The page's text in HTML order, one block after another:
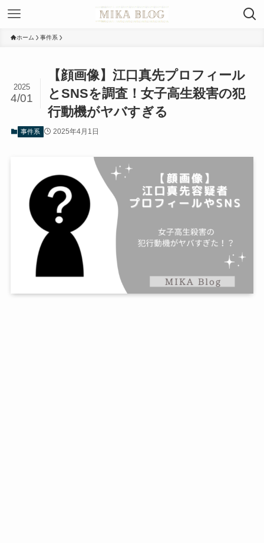
ホーム 事件系
【顔画像】江口真先プロフィール
とSNSを調査！女子高生殺害の犯
行動機がヤバすぎる
2025
4/01
事件系 2025年4月1日